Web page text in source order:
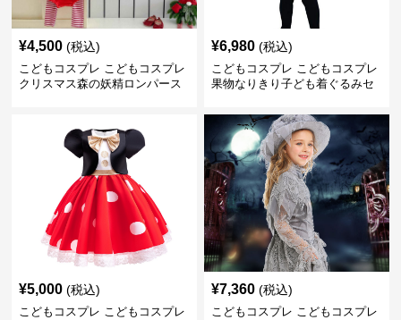
¥4,500 (税込)
こどもコスプレ こどもコスプレ
クリスマス森の妖精ロンパース
¥6,980 (税込)
こどもコスプレ こどもコスプレ
果物なりきり子ども着ぐるみセ
¥5,000 (税込)
こどもコスプレ こどもコスプレ
¥7,360 (税込)
こどもコスプレ こどもコスプレ